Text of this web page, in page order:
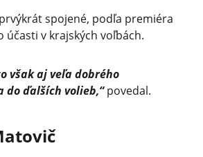
spojené, podľa premiéra
účasti v krajských voľbách.
však aj veľa dobrého
do ďalších volieb,“povedal.